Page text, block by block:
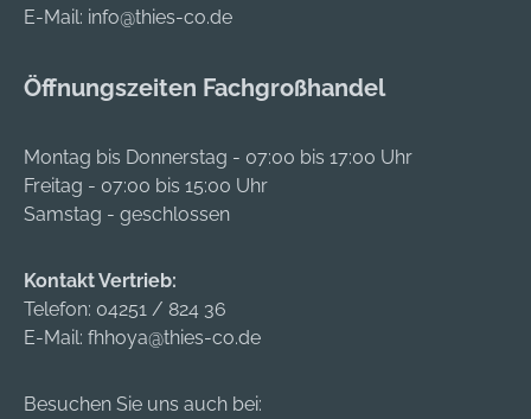
E-Mail: info@thies-co.de
Öffnungszeiten Fachgroßhandel
Montag bis Donnerstag - 07:00 bis 17:00 Uhr
Freitag - 07:00 bis 15:00 Uhr
Samstag - geschlossen
Kontakt Vertrieb:
Telefon: 04251 / 824 36
E-Mail: fhhoya@thies-co.de
Besuchen Sie uns auch bei: